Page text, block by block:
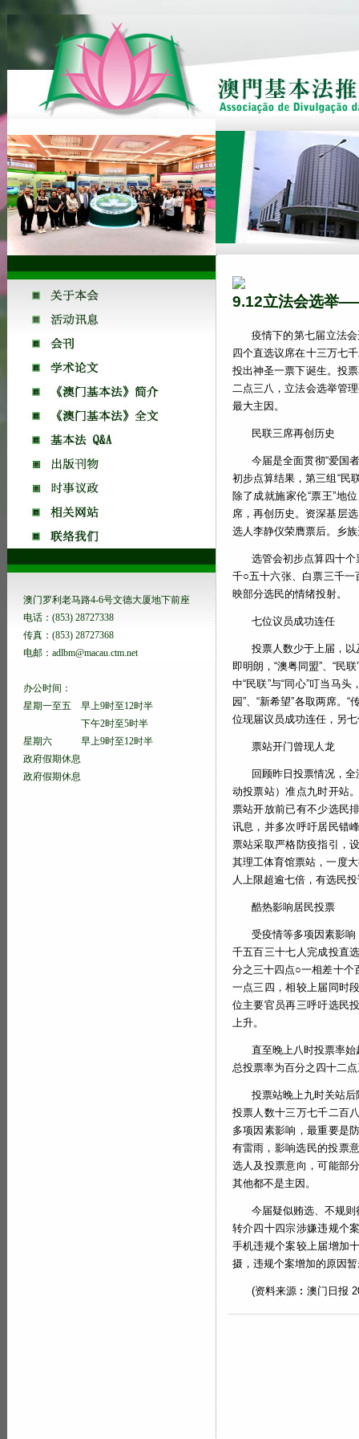
澳门罗利老马路4-6号文德大厦地下前座
电话：(853) 28727338
传真：(853) 28727368
电邮：adlbm@macau.ctm.net
办公时间：
星期一至五 早上9时至12时半
下午2时至5时半
星期六 早上9时至12时半
政府假期休息
政府假期休息
9.12立法会选举
疫情下的第七届立法
四个直选议席在十三万七
投出神圣一票下诞生。投
二点三八，立法会选举管
最大主因。
民联三席再创历史
今届是全面贯彻“爱国
初步点算结果，第三组“民
除了成就施家伦“票王”地
席，再创历史。资深基层
选人李静仪荣膺票后。乡族
选管会初步点算四十
千○五十六张、白票三千
映部分选民的情绪投射。
七位议员成功连任
投票人数少于上届，
即明朗，“澳粤同盟”、“民
中“民联”与“同心”叮当马头
园”、“新希望”各取两席。
位现届议员成功连任，另
票站开门曾现人龙
回顾昨日投票情况，
动投票站）准点九时开站
票站开放前已有不少选民
讯息，并多次呼吁居民错
票站采取严格防疫指引，
其理工体育馆票站，一度
人上限超逾七倍，有选民
酷热影响居民投票
受疫情等多项因素影
千五百三十七人完成投直
分之三十四点○一相差十个
一点三四，相较上届同时
位主要官员再三呼吁选民
上升。
直至晚上八时投票率
总投票率为百分之四十二
投票站晚上九时关站
投票人数十三万七千二百
多项因素影响，最重要是
有雷雨，影响选民的投票
选人及投票意向，可能部
其他都不是主因。
今届疑似贿选、不规
转介四十四宗涉嫌违规个
手机违规个案较上届增加
摄，违规个案增加的原因
(资料来源︰澳门日报